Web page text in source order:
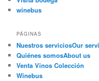
winebus
PÁGINAS
Nuestros serviciosOur
Quiénes somosAbout us
Venta Vinos Colección
Winebus